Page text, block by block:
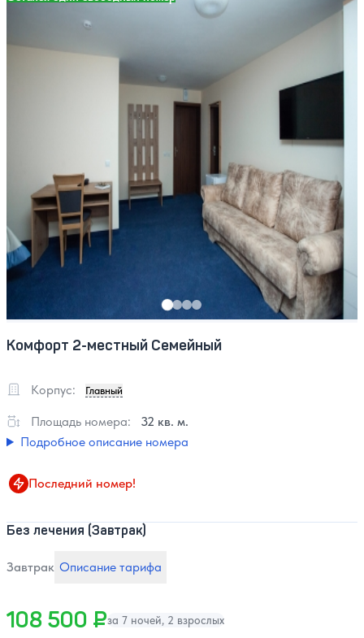
Комфорт 2-местный Семейный
Корпус: Главный
Площадь номера:
32 кв. м.
Подробное описание номера
Последний номер!
Без лечения (Завтрак)
Завтрак Описание тарифа
108 500 ₽за 7 ночей, 2 взрослых